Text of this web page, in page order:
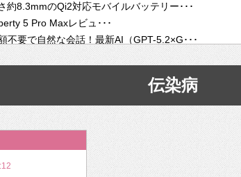
約8.3mmのQi2対応モバイルバッテリー･･･
5 Pro Maxレビュ･･･
不要で自然な会話！最新AI（GPT-5.2×G･･･
感と生産性】VITURE Luma Ultra･･･
をAIで突破。ジャストシステム、”自分が今話し･･･
タインは「自分で作って、想いを渡す」 TE･･･
伝染病